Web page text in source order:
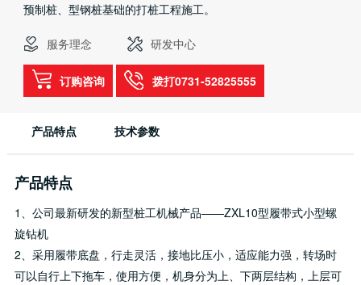
预制桩、型钢桩基础的打桩工程施工。
服务理念 研发中心
订购咨询 拨打0731-52825555
产品特点 技术参数
产品特点
1、公司最新研发的新型桩工机械产品——ZXL10型履带式小型螺
旋钻机
2、采用履带底盘，行走灵活，接地比压小，适应能力强，转场时
可以自行上下拖车，使用方便，机身分为上、下两层结构，上层可